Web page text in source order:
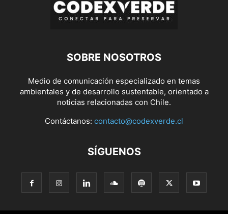
SOBRE NOSOTROS
Medio de comunicación especializado en temas
ambientales y de desarrollo sustentable, orientado a
noticias relacionadas con Chile.
Contáctanos: contacto@codexverde.cl
SÍGUENOS